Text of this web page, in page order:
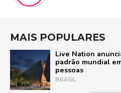
MAIS POPULARES
Live Nation
padrão mundial
pessoas
BRASIL